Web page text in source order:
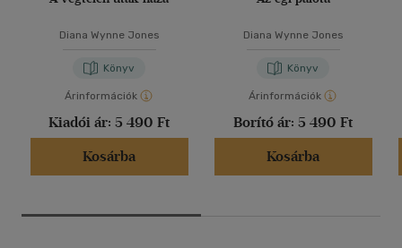
Diana Wynne Jones
Könyv
Árinformációk
Kiadói ár: 5 490 Ft
Kosárba
Diana Wynne Jones
Könyv
Árinformációk
Borító ár: 5 490 Ft
Kosárba